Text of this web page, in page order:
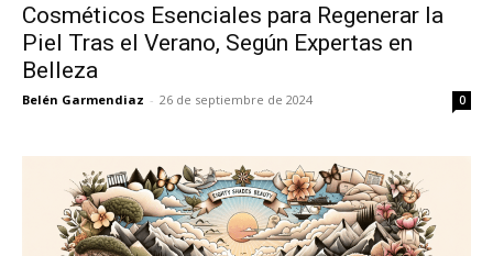
Cosméticos Esenciales para Regenerar la
Piel Tras el Verano, Según Expertas en
Belleza
Belén Garmendiaz - 26 de septiembre de 2024 0